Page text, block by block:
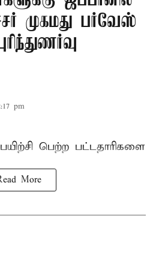
முகமது பர்வேஸ்
pm
பெற்ற பட்டதாரிகளை
More